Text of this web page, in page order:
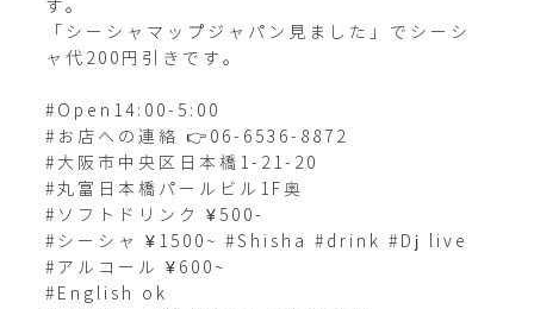
す。
「シーシャマップジャパン見ました」でシーシ
ャ代200円引きです。
#Open14:00-5:00
#お店への連絡 👉06-6536-8872
#大阪市中央区日本橋1-21-20
#丸富日本橋パールビル1F奥
#ソフトドリンク ¥500-
#シーシャ ¥1500~ #Shisha #drink #Dj live
#アルコール ¥600~
#English ok